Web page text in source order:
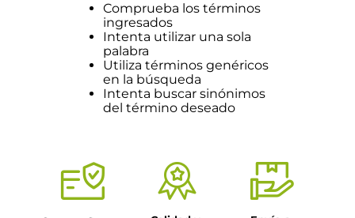
Comprueba los términos
ingresados
Intenta utilizar una sola
palabra
Utiliza términos genéricos
en la búsqueda
Intenta buscar sinónimos
del término deseado